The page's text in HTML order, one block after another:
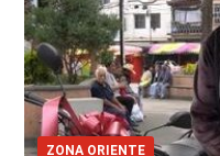
ZONA ORIENTE